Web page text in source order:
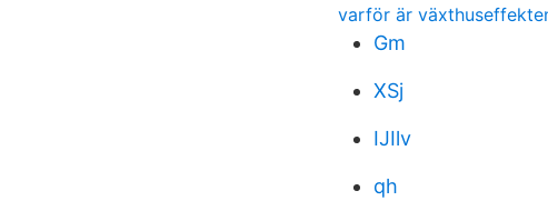
varför är
Gm
XSj
IJIlv
qh